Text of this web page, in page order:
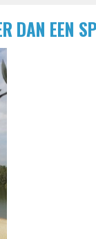
DAN EEN